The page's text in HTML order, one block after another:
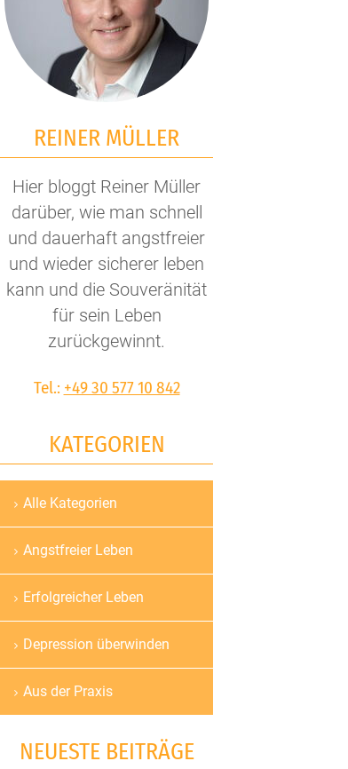
REINER MÜLLER
Hier bloggt Reiner Müller
darüber, wie man schnell
und dauerhaft angstfreier
und wieder sicherer leben
kann und die Souveränität
für sein Leben
zurückgewinnt.
Tel.: +49 30 577 10 842
KATEGORIEN
Navigation
überspringen
Alle Kategorien
Angstfreier Leben
Erfolgreicher Leben
Depression überwinden
Aus der Praxis
NEUESTE BEITRÄGE